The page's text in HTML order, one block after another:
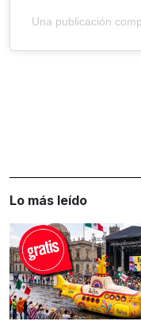
Una publicación
Lo más leído